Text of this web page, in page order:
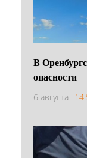
В
опасности
6 августа